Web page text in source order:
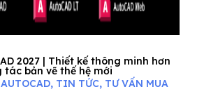
2027 | Thiết kế thông minh hơn
bản vẽ thế hệ mới
AUTOCAD, TIN TỨC, TƯ VẤN MUA